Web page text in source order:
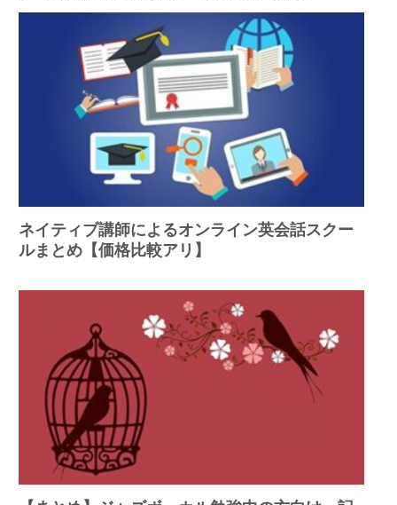
ネイティブ講師によるオンライン英会話スクー
ルまとめ【価格比較アリ】